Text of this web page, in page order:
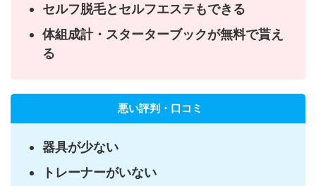
セルフ脱毛とセルフエステもできる
体組成計・スターターブックが無料で貰え
る
悪い評判・口コミ
器具が少ない
トレーナーがいない